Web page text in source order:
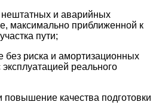
нештатных и аварийных
максимально приближенной к
пути;
без риска и амортизационных
реального
качества подготовки